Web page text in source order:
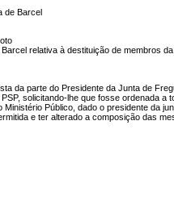
de Barcel
relativa à destituição de membros
da parte do Presidente da Junta de
solicitando-lhe que fosse ordenada a
Público, dado o presidente da
e ter alterado a composição das